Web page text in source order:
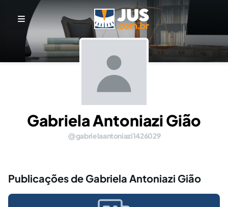
Gabriela Antoniazi Gião
gabrielaantoniazi1426029
Publicações de Gabriela Antoniazi Gião